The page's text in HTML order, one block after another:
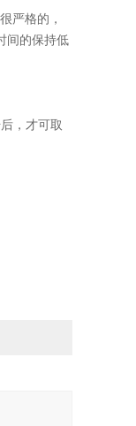
严格的，
间的保持低
，才可取